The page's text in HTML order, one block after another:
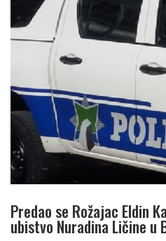
Predao se Rožajac Eldin
ubistvo Nuradina Ličine u